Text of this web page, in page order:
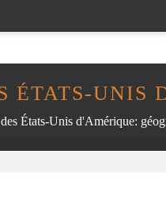
ÉTATS-UNIS
États-Unis d'Amérique: